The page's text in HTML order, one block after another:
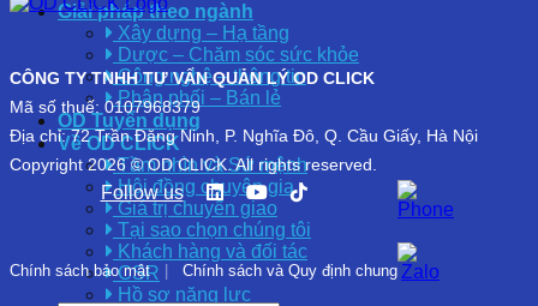
Giải pháp theo ngành
Xây dựng – Hạ tầng
Dược – Chăm sóc sức khỏe
Công nghệ – thông tin
Phân phối – Bán lẻ
OD Tuyển dụng
Về OD CLICK
Tầm nhìn và Sứ mệnh
Hội đồng chuyên gia
Giá trị chuyển giao
Tại sao chọn chúng tôi
Khách hàng và đối tác
CSR
Hồ sơ năng lực
CÔNG TY TNHH TƯ VẤN QUẢN LÝ OD CLICK
Mã số thuế: 0107968379
Địa chỉ: 72 Trần Đăng Ninh, P. Nghĩa Đô, Q. Cầu Giấy, Hà Nội
Copyright 2026 © OD CLICK. All rights reserved.
Follow us
Chính sách bảo mật Chính sách và Quy định chung